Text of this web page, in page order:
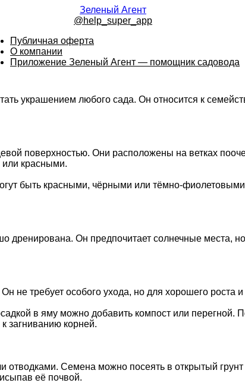
Зеленый Агент
@help_super_app
Публичная оферта
О компании
Приложение Зеленый Агент — помощник садовода
украшением любого сада. Он относится к
поверхностью. Они расположены на ветках
или красными.
быть красными, чёрными или тёмно-
дренирована. Он предпочитает солнечные места,
не требует особого ухода, но для хорошего роста
в яму можно добавить компост или
загниванию корней.
Семена можно посеять в открытый
её почвой.